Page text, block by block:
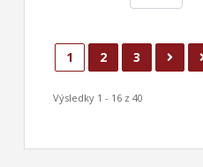
1 2 3
Výsledky 1 - 16 z 40